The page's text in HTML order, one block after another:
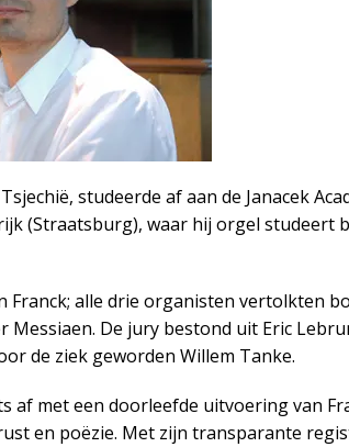
studeerde af aan de Janacek
(Straatsburg), waar hij orgel studeert
Franck; alle drie organisten vertolkten
Messiaen. De jury bestond uit Eric
de ziek geworden Willem Tanke.
af met een doorleefde uitvoering van
en poëzie. Met zijn transparante